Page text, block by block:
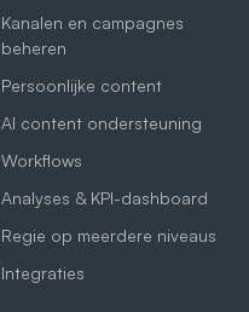
Kanalen en campagnes
beheren
Persoonlijke content
AI content ondersteuning
Workflows
Analyses & KPI-dashboard
Regie op meerdere niveaus
Integraties